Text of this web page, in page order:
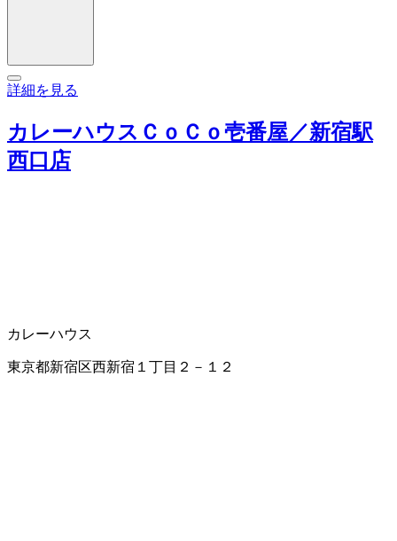
詳細を見る
カレーハウスＣｏＣｏ壱番屋／新宿駅
西口店
カレーハウス
東京都新宿区西新宿１丁目２－１２